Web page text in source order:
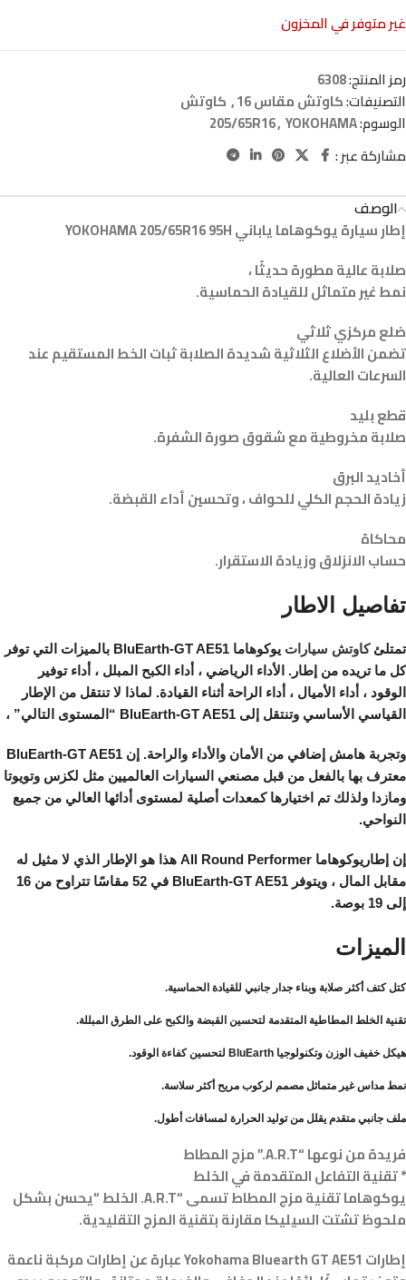
غير متوفر في المخزون
رمز المنتج:6308
التصنيفات:كاوتش مقاس 16 , كاوتش
الوسوم:
205/65R16, YOKOHAMA
مشاركة عبر :
الوصف
إطار سيارة يوكوهاما ياباني YOKOHAMA 205/65R16 95H
صلابة عالية مطورة حديثًا ،
نمط غير متماثل للقيادة الحماسية.
ضلع مركزي ثلاثي
تضمن الأضلاع الثلاثية شديدة الصلابة ثبات الخط المستقيم عند
السرعات العالية.
قطع بليد
صلابة مخروطية مع شقوق صورة الشفرة.
أخاديد البرق
زيادة الحجم الكلي للحواف ، وتحسين أداء القبضة.
محاكاة
حساب الانزلاق وزيادة الاستقرار.
تفاصيل الاطار
تمتلئكاوتش سيارات
يوكوهاما BluEarth-GT AE51 بالميزات التي توفر
كل ما تريده من إطار. الأداء الرياضي ، أداء الكبح المبلل ، أداء توفير
الوقود ، أداء الأميال ، أداء الراحة أثناء القيادة. لماذا لا تنتقل من الإطار
القياسي الأساسي وتنتقل إلى BluEarth-GT AE51 “المستوى التالي” ،
وتجربة هامش إضافي من الأمان والأداء والراحة. إن BluEarth-GT AE51
معترف بها بالفعل من قبل مصنعي السيارات العالميين مثل لكزس وتويوتا
ومازدا ولذلك تم اختيارها كمعدات أصلية لمستوى أدائها العالي من جميع
النواحي.
إن إطاريوكوهاما All Round Performer هذا هو الإطار الذي لا مثيل له
مقابل المال ، ويتوفر BluEarth-GT AE51 في 52 مقاسًا تتراوح من 16
إلى 19 بوصة.
الميزات
كتل كتف أكثر صلابة وبناء جدار جانبي للقيادة الحماسية.
تقنية الخلط المطاطية المتقدمة لتحسين القبضة والكبح على الطرق المبللة.
هيكل خفيف الوزن وتكنولوجيا BluEarth لتحسين كفاءة الوقود.
نمط مداس غير متماثل مصمم لركوب مريح أكثر سلاسة.
ملف جانبي متقدم يقلل من توليد الحرارة لمسافات أطول.
فريدة من نوعها “A.R.T.” مزج المطاط
* تقنية التفاعل المتقدمة في الخلط
يوكوهاما تقنية مزج المطاط تسمى “A.R.T. الخلط “يحسن بشكل
ملحوظ تشتت السيليكا مقارنة بتقنية المزج التقليدية.
إطارات Yokohama Bluearth GT AE51 عبارة عن إطارات مركبة ناعمة